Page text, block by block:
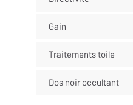
Gain
Traitements toile
Dos noir occultant